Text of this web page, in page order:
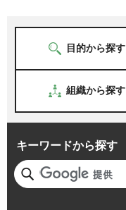
目的から探す
組織から探す
キーワードから探す